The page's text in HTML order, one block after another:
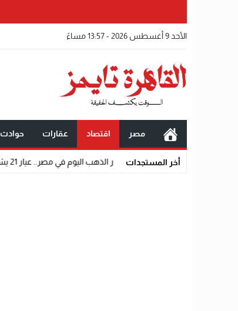
الأحد 9 أغسطس 2026 - 13:57 مساءً
مصر اقتصاد عقارات حوادث
أخر المستجدات
في أسعار الذهب اليوم في مصر.. عيار 21 يشتعل ومقاومة عنيفة عند 5900 جنيه